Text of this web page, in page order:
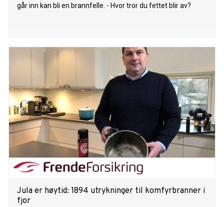
går inn kan bli en brannfelle. - Hvor tror du fettet blir av?
Jula er høytid: 1894 utrykninger til komfyrbranner i
fjor